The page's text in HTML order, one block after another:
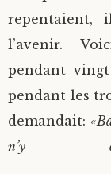
repentaient,
l’avenir.
pendant
pendant les
demandait:
n’y